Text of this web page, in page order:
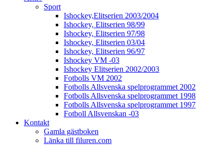
Sport
Ishockey,Elitserien 2003/2004
Ishockey, Elitserien 98/99
Ishockey, Elitserien 97/98
Ishockey, Elitserien 03/04
Ishockey, Elitserien 96/97
Ishockey VM -03
Ishockey Elitserien 2002/2003
Fotbolls VM 2002
Fotbolls Allsvenska spelprogrammet 2002
Fotbolls Allsvenska spelprogrammet 1998
Fotbolls Allsvenska spelprogrammet 1997
Fotboll Allsvenskan -03
Kontakt
Gamla gästboken
Länka till filuren.com